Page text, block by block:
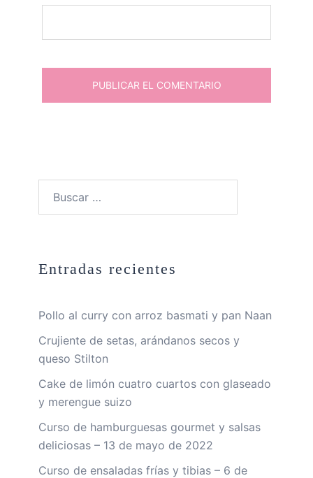
Entradas recientes
Pollo al curry con arroz basmati y pan Naan
Crujiente de setas, arándanos secos y
queso Stilton
Cake de limón cuatro cuartos con glaseado
y merengue suizo
Curso de hamburguesas gourmet y salsas
deliciosas – 13 de mayo de 2022
Curso de ensaladas frías y tibias – 6 de